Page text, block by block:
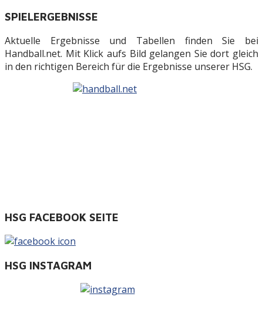
SPIELERGEBNISSE
Aktuelle Ergebnisse und Tabellen finden Sie bei
Handball.net. Mit Klick aufs Bild gelangen Sie dort gleich
in den richtigen Bereich für die Ergebnisse unserer HSG.
HSG FACEBOOK SEITE
HSG INSTAGRAM